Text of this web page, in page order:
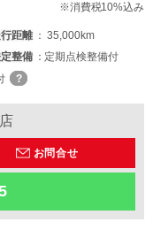
※消費税10%込み
距離
35,000km
整備
定期点検整備付
お問合せ